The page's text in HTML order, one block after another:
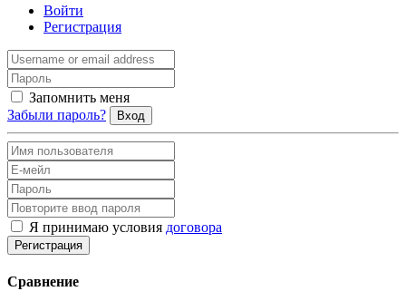
Войти
Регистрация
Запомнить меня
Забыли пароль?
Вход
Я принимаю условия договора
Регистрация
Сравнение